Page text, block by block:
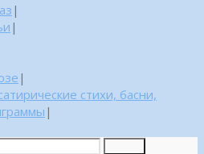
|
|
|
стихи, басни,
|